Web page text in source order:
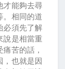
才能夠去尋
。相同的道
必須先了解
說是相當重
苦的話，
，也就是因